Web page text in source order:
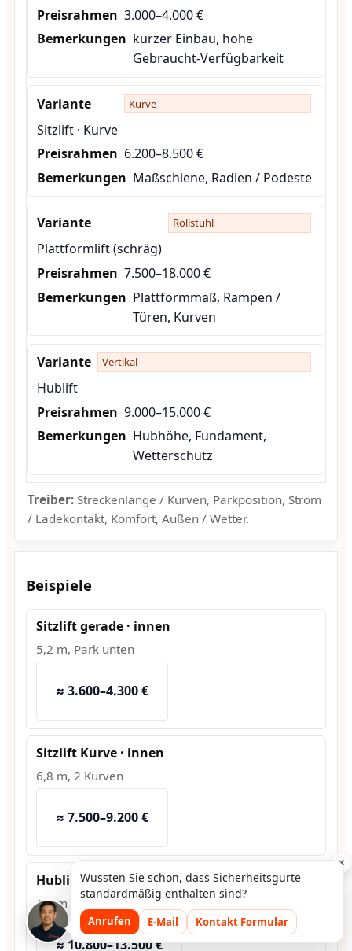
3.000–4.000 €
kurzer Einbau, hohe
Gebraucht-Verfügbarkeit
Kurve
Sitzlift · Kurve
6.200–8.500 €
Maßschiene, Radien / Podeste
Rollstuhl
Plattformlift (schräg)
7.500–18.000 €
Plattformmaß, Rampen /
Türen, Kurven
Vertikal
Hublift
9.000–15.000 €
Hubhöhe, Fundament,
Wetterschutz
Treiber:Streckenlänge / Kurven, Parkposition, Strom
/ Ladekontakt, Komfort, Außen / Wetter.
Beispiele
Sitzlift gerade · innen
5,2 m, Park unten
≈ 3.600–4.300 €
Sitzlift Kurve · innen
6,8 m, 2 Kurven
≈ 7.500–9.200 €
Hublift · außen
1,2 m Hub, Fundament
≈ 10.800–13.500 €
×
Wussten Sie schon, dass Sicherheitsgurte
standardmäßig enthalten sind?
Anrufen E-Mail Kontakt Formular